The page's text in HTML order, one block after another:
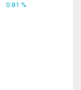
0.81 %